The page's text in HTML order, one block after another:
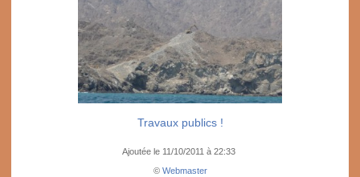
Travaux publics !
Ajoutée le 11/10/2011 à 22:33
© Webmaster